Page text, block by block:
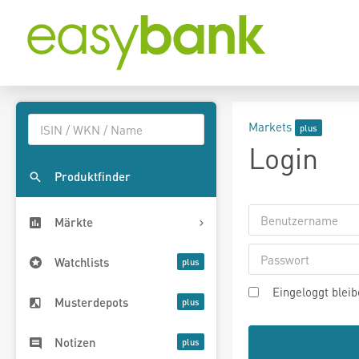
Produktfinder
Märkte
Watchlists
Musterdepots
Notizen
Markets
Login
Eingeloggt